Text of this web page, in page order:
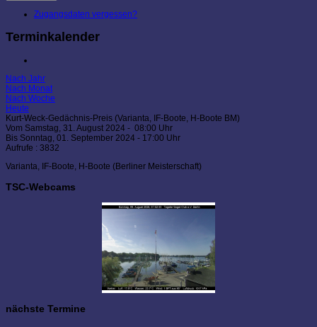
Zugangsdaten vergessen?
Terminkalender
Nach Jahr
Nach Monat
Nach Woche
Heute
Kurt-Weck-Gedächnis-Preis (Varianta, IF-Boote, H-Boote BM)
Vom Samstag, 31. August 2024 - 08:00 Uhr
Bis Sonntag, 01. September 2024 - 17:00 Uhr
Aufrufe : 3832
Varianta, IF-Boote, H-Boote (Berliner Meisterschaft)
TSC-Webcams
nächste Termine